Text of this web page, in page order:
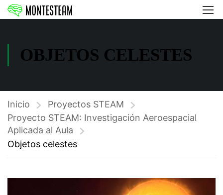
OBJETOS CELESTES
Inicio
Proyectos STEAM
Proyecto STEAM: Investigación Aeroespacial
Aplicada al Aula
Objetos celestes